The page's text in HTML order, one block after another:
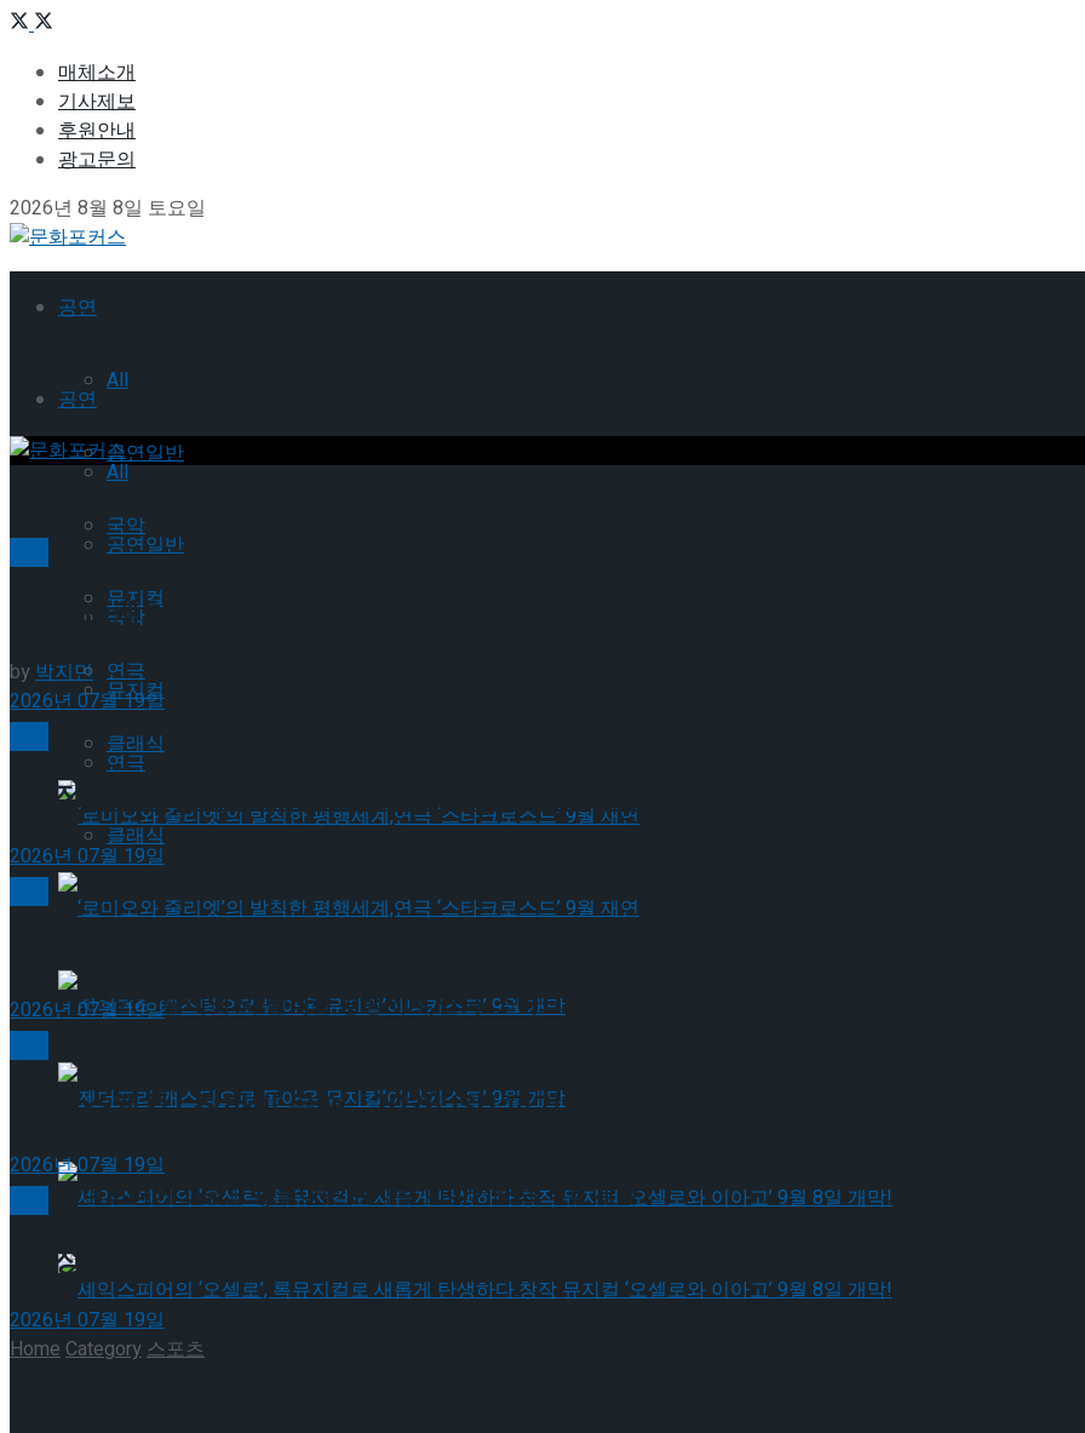
매체소개
기사제보
후원안내
광고문의
2026년 8월 8일 토요일
공연
All
공연일반
국악
뮤지컬
연극
클래식
‘로미오와 줄리엣’의 발칙한 평행세계,연극 ‘스타크로스드’ 9월 재연
젠더프리 캐스팅으로 돌아온 뮤지컬’아나키스트’ 9월 개막
셰익스피어의 ‘오셀로’, 록뮤지컬로 새롭게 탄생하다.창작 뮤지컬 ‘오셀로와 이아고’ 9월 8일 개막!
공연
All
공연일반
국악
뮤지컬
연극
클래식
‘로미오와 줄리엣’의 발칙한 평행세계,연극 ‘스타크로스드’ 9월 재연
젠더프리 캐스팅으로 돌아온 뮤지컬’아나키스트’ 9월 개막
[현장스케치] 장하린-주혜원-황정율-허지유-고나연, 2026 ISU 피겨 JGP 파견선수
by박지민
2026년 07월 19일
[현장스케치] 이규리-전효은-김지유-박하영, 2026 ISU 피겨 JGP 파견선수 선발전
2026년 07월 19일
2026년 07월 19일
[현장스케치] 최하빈 우승… 2026 ISU 피겨 JGP 파견선수 선발전 남자 싱글 프리 스
2026년 07월 19일
[현장스케치] 주니어 아이스댄스 유레이나-챈 핸릭, 박인경-송 앤드류, 국제 주니어
2026년 07월 19일
HomeCategory스포츠